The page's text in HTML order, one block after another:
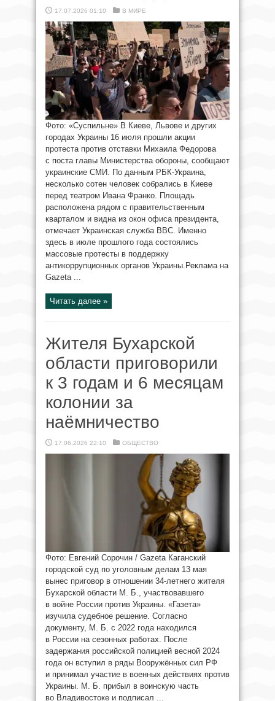
17.07.2026 01:10 В МИРЕ
Фото: «Суспильне» В Киеве, Львове и других
городах Украины 16 июля прошли акции
протеста против отставки Михаила Федорова
с поста главы Министерства обороны, сообщают
украинские СМИ. По данным РБК-Украина,
несколько сотен человек собрались в Киеве
перед театром Ивана Франко. Площадь
расположена рядом с правительственным
кварталом и видна из окон офиса президента,
отмечает Украинская служба BBC. Именно
здесь в июле прошлого года состоялись
массовые протесты в поддержку
антикоррупционных органов Украины.Реклама на
Gazeta ...
Читать далее »
Жителя Бухарской
области приговорили
к 3 годам и 6 месяцам
колонии за
наёмничество
17.06.2026 22:10 ОБЩЕСТВО
Фото: Евгений Сорочин / Gazeta Каганский
городской суд по уголовным делам 13 мая
вынес приговор в отношении 34-летнего жителя
Бухарской области М. Б., участвовавшего
в войне России против Украины. «Газета»
изучила судебное решение. Согласно
документу, М. Б. с 2022 года находился
в России на сезонных работах. После
задержания российской полицией весной 2024
года он вступил в ряды Вооружённых сил РФ
и принимал участие в военных действиях против
Украины. М. Б. прибыл в воинскую часть
во Владивостоке и подписал ...